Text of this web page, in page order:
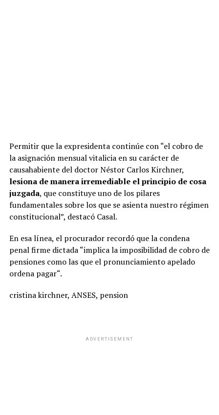
Permitir que la expresidenta continúe con “el cobro de
la asignación mensual vitalicia en su carácter de
causahabiente del doctor Néstor Carlos Kirchner,
lesiona de manera irremediable el principio de cosa
juzgada, que constituye uno de los pilares
fundamentales sobre los que se asienta nuestro régimen
constitucional”, destacó Casal.
En esa línea, el procurador recordó que la condena
penal firme dictada “implica la imposibilidad de cobro de
pensiones como las que el pronunciamiento apelado
ordena pagar“.
cristina kirchner, ANSES, pension
ADVERTISEMENT